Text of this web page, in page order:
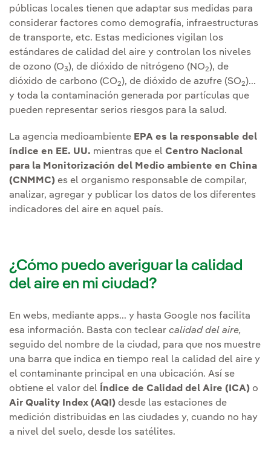
públicas locales tienen que adaptar sus medidas para
considerar factores como demografía, infraestructuras
de transporte, etc. Estas mediciones vigilan los
estándares de calidad del aire y controlan los niveles
de ozono (O3), de dióxido de nitrógeno (NO2), de
dióxido de carbono (CO2), de dióxido de azufre (SO2)...
y toda la contaminación generada por partículas que
pueden representar serios riesgos para la salud.
La agencia medioambiente EPA es la responsable del
índice en EE. UU. mientras que el Centro Nacional
para la Monitorización del Medio ambiente en China
(CNMMC) es el organismo responsable de compilar,
analizar, agregar y publicar los datos de los diferentes
indicadores del aire en aquel país.
¿Cómo puedo averiguar la calidad
del aire en mi ciudad?
En webs, mediante apps... y hasta Google nos facilita
esa información. Basta con teclear calidad del aire,
seguido del nombre de la ciudad, para que nos muestre
una barra que indica en tiempo real la calidad del aire y
el contaminante principal en una ubicación. Así se
obtiene el valor del
Índice de Calidad del Aire (ICA) o
Air Quality Index (AQI) desde las estaciones de
medición distribuidas en las ciudades y, cuando no hay
a nivel del suelo, desde los satélites.